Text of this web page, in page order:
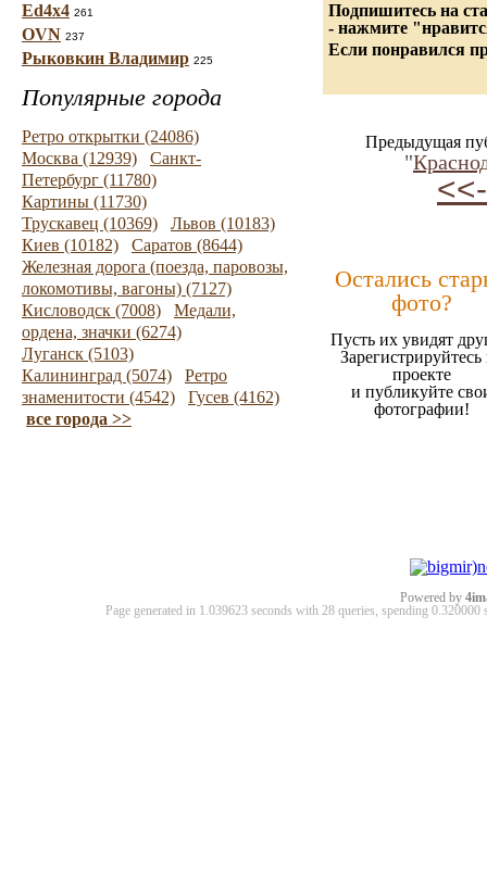
Ed4x4 261
OVN 237
Рыковкин Владимир 225
Популярные города
Ретро открытки (24086)
Москва (12939)
Санкт-
Петербург (11780)
Картины (11730)
Трускавец (10369)
Львов (10183)
Киев (10182)
Саратов (8644)
Железная дорога (поезда, паровозы,
локомотивы, вагоны) (7127)
Кисловодск (7008)
Медали,
ордена, значки (6274)
Луганск (5103)
Калининград (5074)
Ретро
знаменитости (4542)
Гусев (4162)
все города >>
Подпишитесь на
- нажмите
Если понравился
Предыдущая
"
<<-
Остались
фото?
Пусть их увидят
Зарегистрируйтесь
проекте
и публикуйте
фотографии!
Powered by
Page generated in 1.039623 seconds with 28 queries, spending